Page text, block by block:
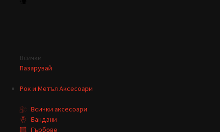
Всички
Пазарувай
Рок и Метъл Аксесоари
Всички аксесоари
Бандани
Гърбове